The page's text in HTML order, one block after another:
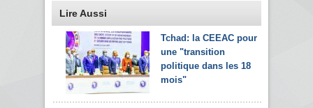
Lire Aussi
Tchad: la CEEAC pour
une "transition
politique dans les 18
mois"